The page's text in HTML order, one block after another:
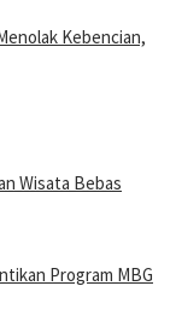
Kebencian,
Wisata Bebas
Program MBG